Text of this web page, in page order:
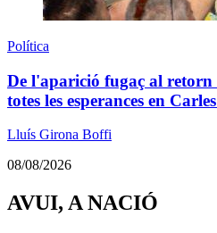
Política
De l'aparició fugaç al
totes les esperances en
Lluís Girona Boffi
08/08/2026
AVUI, A NACIÓ